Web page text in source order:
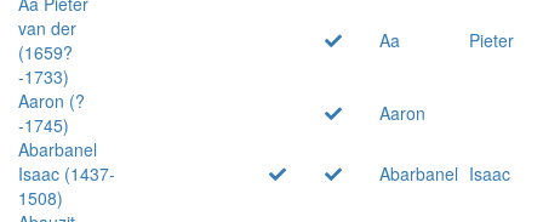
van der
(1659?
-1733)
Aa Pieter
Aaron (?
-1745)
Aaron
Abarbanel
Isaac (1437-
1508)
Abarbanel Isaac